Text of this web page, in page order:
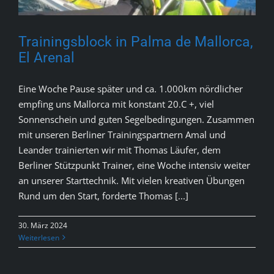
Trainingsblock in Palma de Mallorca,
El Arenal
Eine Woche Pause später und ca. 1.000km nördlicher
empfing uns Mallorca mit konstant 20.C +, viel
Sonnenschein und guten Segelbedingungen. Zusammen
mit unseren Berliner Trainingspartnern Amal und
Leander trainierten wir mit Thomas Läufer, dem
Berliner Stützpunkt Trainer, eine Woche intensiv weiter
an unserer Starttechnik. Mit vielen kreativen Übungen
Rund um den Start, forderte Thomas [...]
30. März 2024
Weiterlesen